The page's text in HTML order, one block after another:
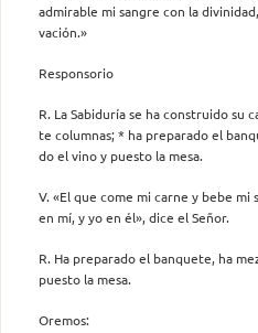
admirable mi sangre con la
vación.»
Responsorio
R. La Sabiduría se ha construido su
te columnas; * ha preparado el
do el vino y puesto la mesa.
V. «El que come mi carne y bebe mi
en mí, y yo en él», dice el Señor.
R. Ha preparado el banquete, ha
puesto la mesa.
Oremos: